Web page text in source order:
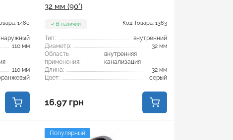
1480
наружный
110 мм
110 мм
32 мм (90°)
В наличии Код Товара: 1363
Тип:
внутренний
Диаметр:
32 мм
Область
применения:
внутренняя
канализация
Длина:
32 мм
Цвет:
серый
16.97 грн
Популярный